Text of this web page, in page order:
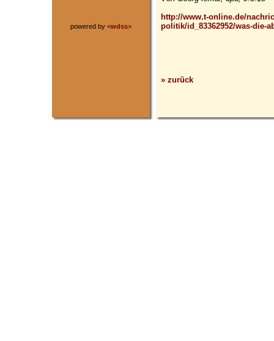
powered by <wdss>
http://www.t-online.de/
politik/id_83362952/was-die-
» zurück